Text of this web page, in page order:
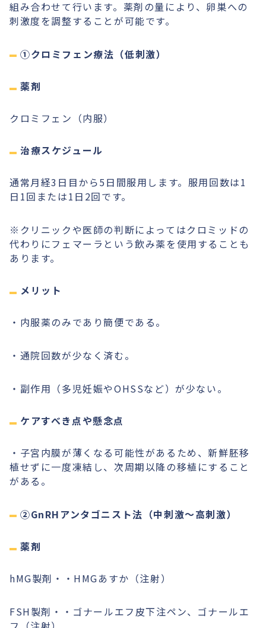
組み合わせて行います。薬剤の量により、卵巣への
刺激度を調整することが可能です。
①クロミフェン療法（低刺激）
薬剤
クロミフェン（内服）
治療スケジュール
通常月経3日目から5日間服用します。服用回数は1
日1回または1日2回です。
※クリニックや医師の判断によってはクロミッドの
代わりにフェマーラという飲み薬を使用することも
あります。
メリット
・内服薬のみであり簡便である。
・通院回数が少なく済む。
・副作用（多児妊娠やOHSSなど）が少ない。
ケアすべき点や懸念点
・子宮内膜が薄くなる可能性があるため、新鮮胚移
植せずに一度凍結し、次周期以降の移植にすること
がある。
②GnRHアンタゴニスト法（中刺激〜高刺激）
薬剤
hMG製剤・・HMGあすか（注射）
FSH製剤・・ゴナールエフ皮下注ペン、ゴナールエ